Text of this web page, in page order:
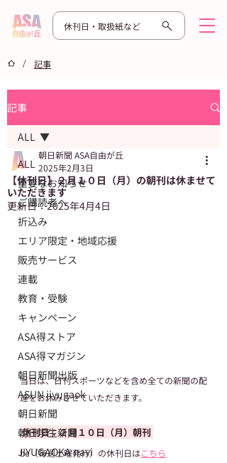
休刊日・取扱紙など
/ 記事
記事
ALL
重要なお知らせ
ご購読者へ
折込み
エリア限定・地域応援
販売サービス
連載
教育・受験
キャンペーン
ASA得ストア
ASA得マガジン
朝日新聞出版
ASUN jiyugaok
朝日新聞
朝日学生新聞
JIYUGAOKA navi
ALL
【休刊日】２月１０日（月）の朝刊は休ませて
いただきます
朝日新聞 ASA自由が丘
2025年2月3日
更新日：2025年4月4日
当日は、日刊スポーツなどを含め全ての新聞の配
達をお休みさせていただきます。
休刊日：２月１０日（月）朝刊
be（毎週土曜発行）の休刊日はこちら